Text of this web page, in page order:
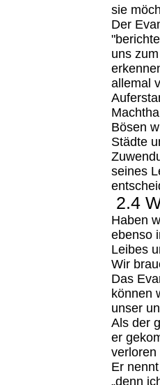
sie
Der
uns
allemal
Bösen
Städte
seines
2.4
Haben
ebenso
Leibes
Wir
Das
können
unser
Als der
er
verloren
Er
„denn